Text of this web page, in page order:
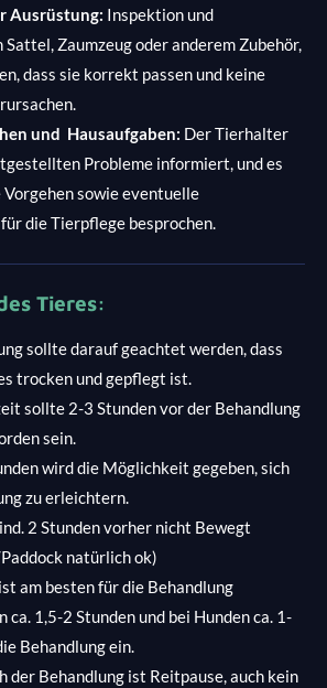
Ausrüstung: Inspektion und
Zaumzeug oder anderem Zubehör,
dass sie korrekt passen und keine
und Hausaufgaben: Der Tierhalter
Probleme informiert, und es
sowie eventuelle
die Tierpflege besprochen.
Tieres:
sollte darauf geachtet werden, dass
trocken und gepflegt ist.
sollte 2-3 Stunden vor der Behandlung
sein.
wird die Möglichkeit gegeben, sich
zu erleichtern.
2 Stunden vorher nicht Bewegt
natürlich ok)
am besten für die Behandlung
ca. 1,5-2 Stunden und bei Hunden ca. 1-
Behandlung ein.
der Behandlung ist Reitpause, auch kein